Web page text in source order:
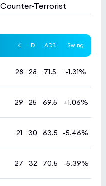
Counter-Terrorist
K D ADR Swing
28 28 71.5 -1.31%
29 25 69.5 +1.06%
21 30 63.5 -5.46%
27 32 70.5 -5.39%